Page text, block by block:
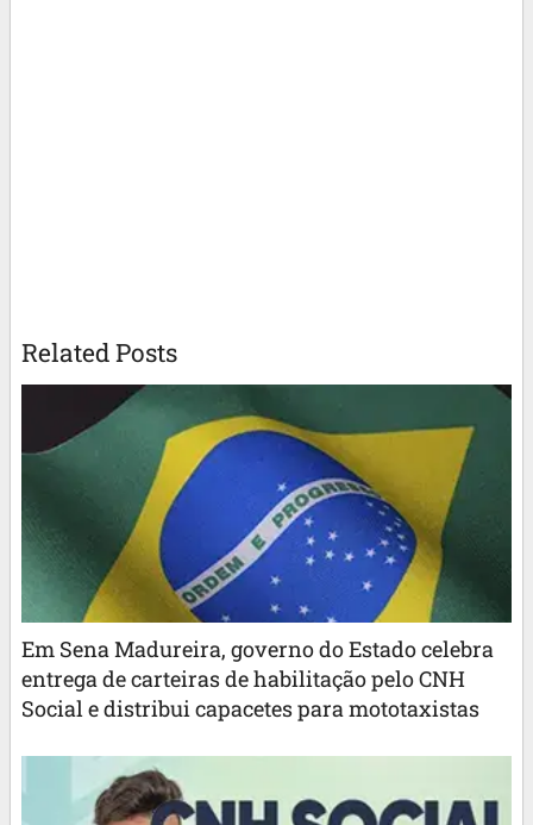
Related Posts
Em Sena Madureira, governo do Estado celebra
entrega de carteiras de habilitação pelo CNH
Social e distribui capacetes para mototaxistas